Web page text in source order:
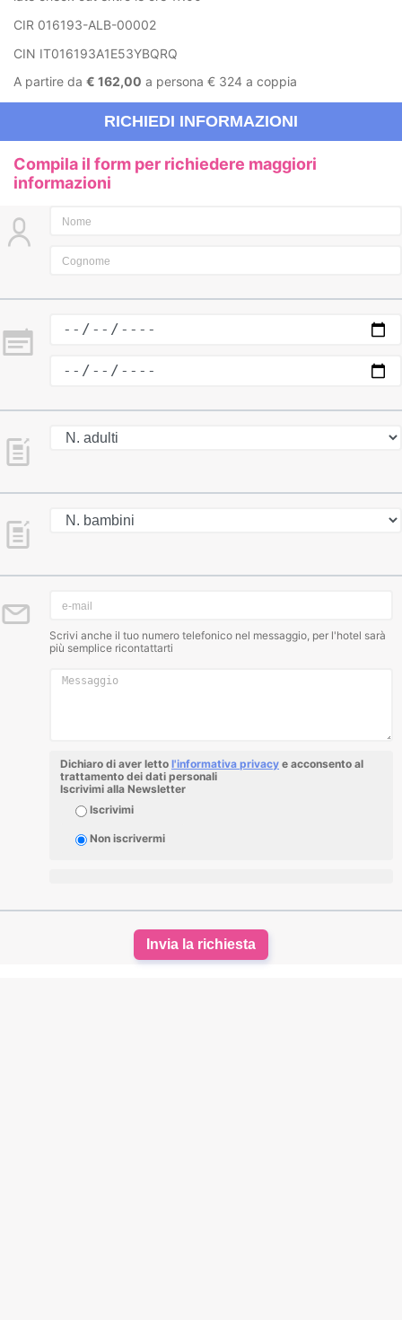
CIR 016193-ALB-00002
CIN IT016193A1E53YBQRQ
A partire da € 162,00 a persona € 324 a coppia
RICHIEDI INFORMAZIONI
Compila il form per richiedere maggiori
informazioni
Scrivi anche il tuo numero telefonico nel messaggio, per l'hotel sarà
più semplice ricontattarti
Dichiaro di aver letto l'informativa privacy e acconsento al
trattamento dei dati personali
Iscrivimi alla Newsletter
Iscrivimi
Non iscrivermi
Invia la richiesta